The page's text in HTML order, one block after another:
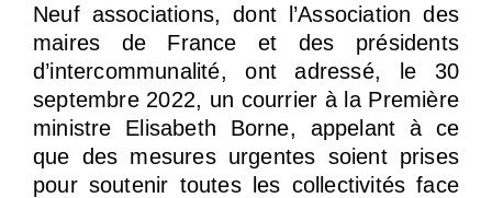
Neuf associations, dont l’Association des
maires de France et des présidents
d’intercommunalité, ont adressé, le 30
septembre 2022, un courrier à la Première
ministre Elisabeth Borne, appelant à ce
que des mesures urgentes soient prises
pour soutenir toutes les collectivités face